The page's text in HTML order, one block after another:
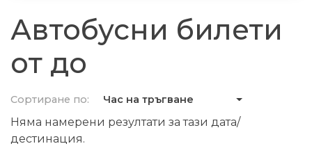
Автобусни билети
от до
Сортиране по: Час на тръгване
Няма намерени резултати за тази дата/
дестинация.